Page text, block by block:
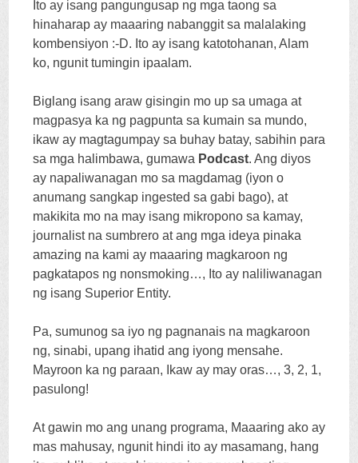
Ito ay isang pangungusap ng mga taong sa
hinaharap ay maaaring nabanggit sa malalaking
kombensiyon :-D. Ito ay isang katotohanan, Alam
ko, ngunit tumingin ipaalam.
Biglang isang araw gisingin mo up sa umaga at
magpasya ka ng pagpunta sa kumain sa mundo,
ikaw ay magtagumpay sa buhay batay, sabihin para
sa mga halimbawa, gumawa Podcast. Ang diyos
ay napaliwanagan mo sa magdamag (iyon o
anumang sangkap ingested sa gabi bago), at
makikita mo na may isang mikropono sa kamay,
journalist na sumbrero at ang mga ideya pinaka
amazing na kami ay maaaring magkaroon ng
pagkatapos ng nonsmoking…, Ito ay naliliwanagan
ng isang Superior Entity.
Pa, sumunog sa iyo ng pagnanais na magkaroon
ng, sinabi, upang ihatid ang iyong mensahe.
Mayroon ka ng paraan, Ikaw ay may oras…, 3, 2, 1,
pasulong!
At gawin mo ang unang programa, Maaaring ako ay
mas mahusay, ngunit hindi ito ay masamang, hang